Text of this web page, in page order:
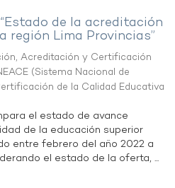
de la acreditación
Lima Provincias”
Acreditación y Certificación
(Sistema Nacional de
de la Calidad Educativa
el estado de avance
de la educación superior
entre febrero del año 2022 a
el estado de la oferta, ...